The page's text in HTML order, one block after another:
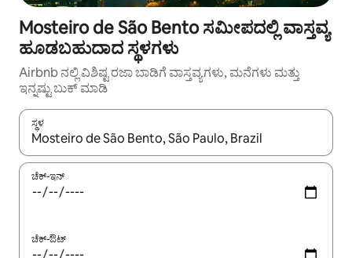
Mosteiro de São Bento ಸಮೀಪದಲ್ಲಿ ವಾಸ್ತವ್ಯ
ಹೂಡಬಹುದಾದ ಸ್ಥಳಗಳು
Airbnb ನಲ್ಲಿ ವಿಶಿಷ್ಟ ರಜಾ ಬಾಡಿಗೆ ವಾಸ್ತವ್ಯಗಳು, ಮನೆಗಳು ಮತ್ತು
ಇನ್ನಷ್ಟು ಬುಕ್ ಮಾಡಿ
ಸ್ಥಳ
ಫಲಿತಾಂಶಗಳು ಲಭ್ಯವಿರುವಾಗ, ಅಪ್ ಮತ್ತು ಡೌನ್ ಬಾಣದ ಕೀಲಿಗಳೊಂದಿಗೆ
ಚೆಕ್-ಇನ್
ಚೆಕ್-ಔಟ್